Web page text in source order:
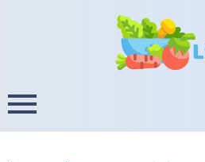
/ звуження судин
енергії, уваги